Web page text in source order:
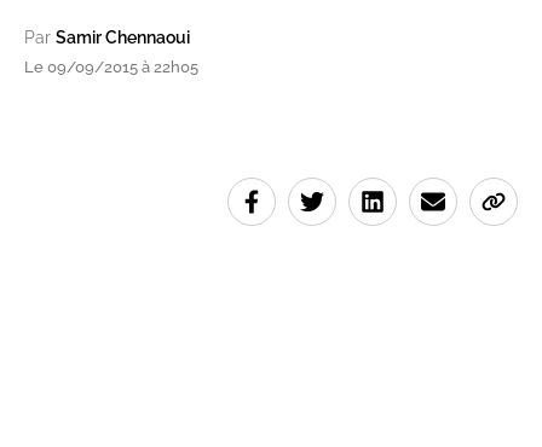
Par Samir Chennaoui
Le 09/09/2015 à 22h05